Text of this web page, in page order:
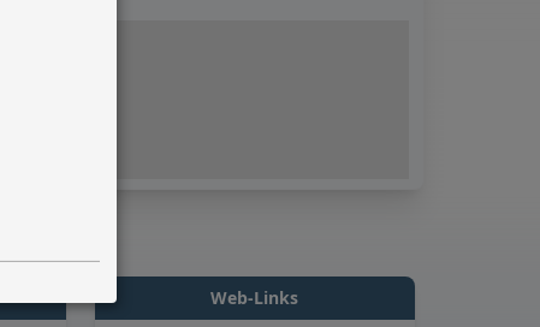
Web-Links